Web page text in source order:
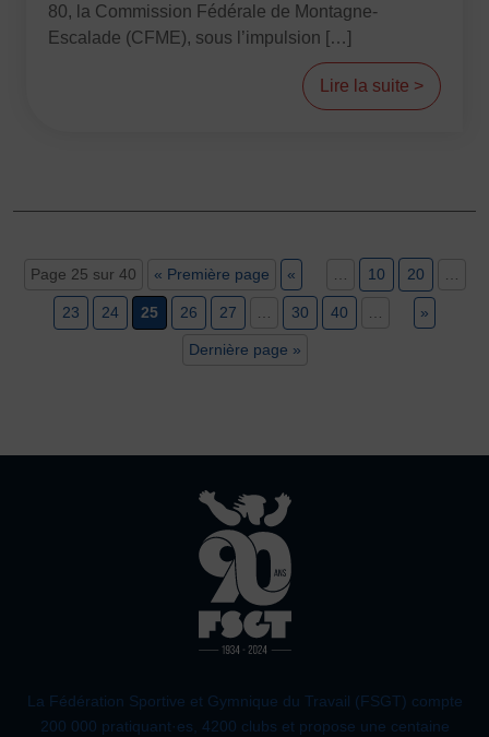
80, la Commission Fédérale de Montagne-
Escalade (CFME), sous l’impulsion […]
Lire la suite >
Page 25 sur 40 « Première page « 10 20
23 24 25 26 27 30 40 »
Dernière page »
La Fédération Sportive et Gymnique du Travail (FSGT) compte
200 000 pratiquant·es, 4200 clubs et propose une centaine